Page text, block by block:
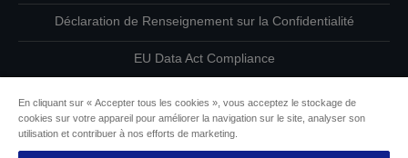
Déclaration de Renseignement sur la Confidentialité
EU Data Act Compliance
Informations sur les cookies
En cliquant sur « Accepter tous les cookies », vous acceptez le stockage de
cookies sur votre appareil pour améliorer la navigation sur le site, analyser son
utilisation et contribuer à nos efforts de marketing.